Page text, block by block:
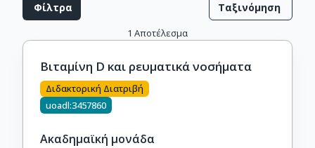
Φίλτρα Ταξινόμηση
1 Αποτέλεσμα
Βιταμίνη D και ρευματικά νοσήματα
Διδακτορική Διατριβή
uoadl:3457860
Ακαδημαϊκή μονάδα